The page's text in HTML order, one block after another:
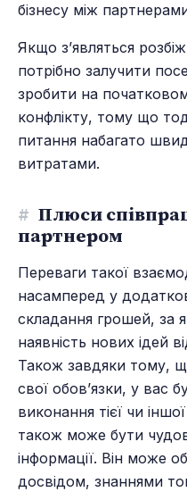
бізнесу між
Якщо з’являться
потрібно залучити
зробити на
конфлікту, тому що
питання набагато
витратами.
# Плюси
партнером
Переваги такої
насамперед у
складання грошей, за
наявність нових ідей
Також завдяки тому,
свої обов’язки, у вас
виконання тієї чи
також може бути
інформації. Він може
досвідом, знаннями